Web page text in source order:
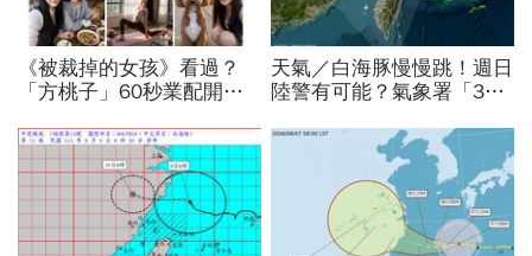
《被裁掉的女孩》看過？
「方桃子」60秒業配開價
演到比真人還真：讓網紅反
學她
天氣／白海豚慢慢跳！週日
陸警有可能？氣象署「3字
縣市達停班課標準